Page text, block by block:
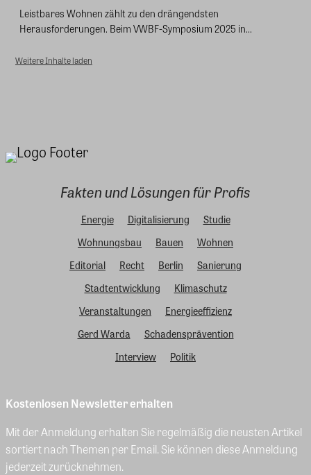
Leistbares Wohnen zählt zu den drängendsten
Herausforderungen. Beim VWBF-Symposium 2025 in...
Weitere Inhalte laden
Fakten und Lösungen für Profis
Energie Digitalisierung
Studie
Wohnungsbau
Bauen
Wohnen
Editorial
Recht Berlin
Sanierung
Stadtentwicklung
Klimaschutz
Veranstaltungen
Energieeffizienz
Gerd Warda
Schadensprävention
Interview
Politik
Kostenlosen Newsletter erhalten
Mit der Anmeldung erhalten Sie regelmäßig die neusten Artikel
sortiert nach Themen per Email. Sie können diese Anmeldung
jederzeit zurücknehmen.